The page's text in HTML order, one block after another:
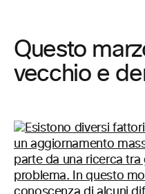
Questo
vecchio e